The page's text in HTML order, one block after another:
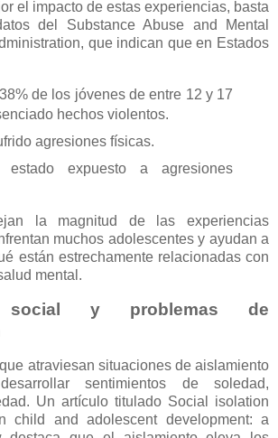
el impacto de estas experiencias, basta
del Substance Abuse and Mental
que indican que en Estados
de los jóvenes de entre 12 y 17
hechos violentos.
agresiones físicas.
expuesto a agresiones
la magnitud de las experiencias
muchos adolescentes y ayudan a
están estrechamente relacionadas con
mental.
social y problemas de
atraviesan situaciones de aislamiento
sentimientos de soledad,
Un artículo titulado Social isolation
child and adolescent development: a